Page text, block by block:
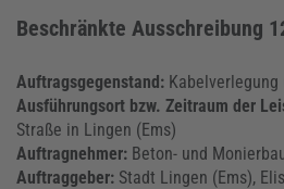
Beschränkte Ausschreibung
Auftragsgegenstand:
Ausführungsort bzw. Zeitraum der
Straße in Lingen (Ems)
Auftragnehmer: Beton- und
Auftraggeber: Stadt Lingen (Ems),